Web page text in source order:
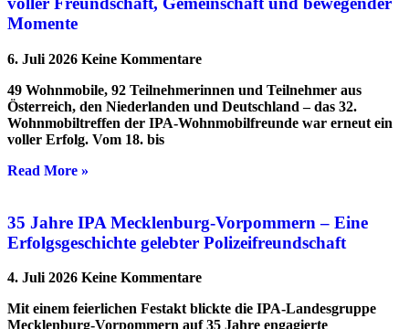
Momente
6. Juli 2026 Keine Kommentare
49 Wohnmobile, 92 Teilnehmerinnen und Teilnehmer aus
Österreich, den Niederlanden und Deutschland – das 32.
Wohnmobiltreffen der IPA-Wohnmobilfreunde war erneut ein
voller Erfolg. Vom 18. bis
Read More »
35 Jahre IPA Mecklenburg-Vorpommern – Eine
Erfolgsgeschichte gelebter Polizeifreundschaft
4. Juli 2026 Keine Kommentare
Mit einem feierlichen Festakt blickte die IPA-Landesgruppe
Mecklenburg-Vorpommern auf 35 Jahre engagierte